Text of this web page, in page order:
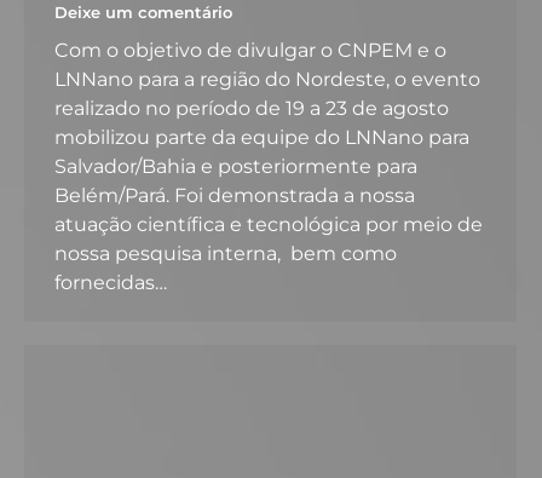
Deixe um comentário
Com o objetivo de divulgar o CNPEM e o
LNNano para a região do Nordeste, o evento
realizado no período de 19 a 23 de agosto
mobilizou parte da equipe do LNNano para
Salvador/Bahia e posteriormente para
Belém/Pará. Foi demonstrada a nossa
atuação científica e tecnológica por meio de
nossa pesquisa interna, bem como
fornecidas…